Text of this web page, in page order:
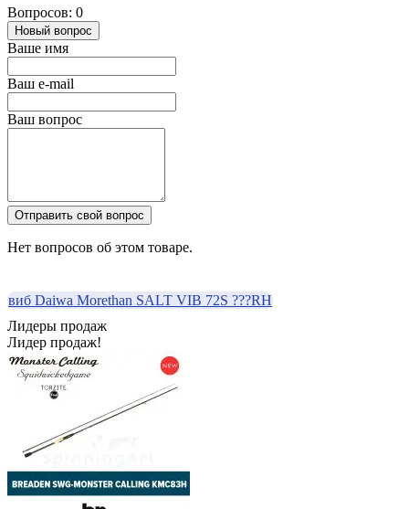
Вопросов: 0
Новый вопрос
Ваше имя
Ваш e-mail
Ваш вопрос
Отправить свой вопрос
Нет вопросов об этом товаре.
виб Daiwa Morethan SALT VIB 72S ???RH
Лидеры продаж
Лидер продаж!